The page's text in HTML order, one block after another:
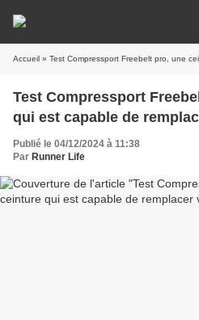
Accueil » Test Compressport Freebelt pro, une
Test Compressport
qui est capable de
Publié le 04/12/2024 à 11:38
Par Runner Life